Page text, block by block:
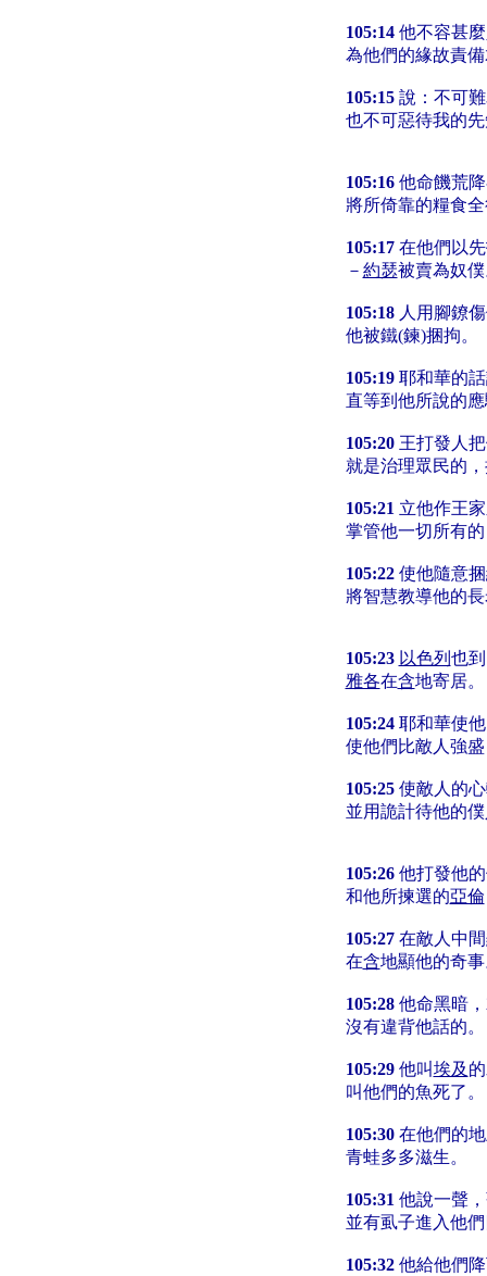
105:14 他不容甚
為他們的緣故責
105:15 說：不可
也不可惡待我的
105:16 他命饑荒
將所倚靠的糧食
105:17 在他們以
－ 約瑟被賣為奴
105:18 人用腳鐐
他被鐵(鍊)捆拘。
105:19 耶和華的
直等到他所說的
105:20 王打發人
就是治理眾民的
105:21 立他作王
掌管他一切所有
105:22 使他隨意
將智慧教導他的
105:23 以色列 也
雅各在含地寄居。
105:24 耶和華使
使他們比敵人強
105:25 使敵人的
並用詭計待他的
105:26 他打發他
和他所揀選的亞倫
105:27 在敵人中
在含地顯他的奇
105:28 他命黑暗
沒有違背他話的。
105:29 他叫埃及
叫他們的魚死了。
105:30 在他們的
青蛙多多滋生。
105:31 他說一聲
並有虱子進入他
105:32 他給他們